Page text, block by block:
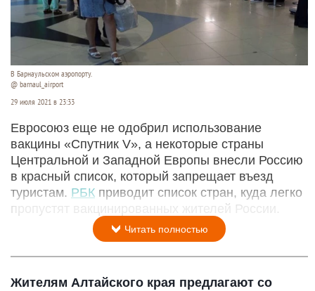
В Барнаульском аэропорту.
@ barnaul_airport
29 июля 2021 в 23:33
Евросоюз еще не одобрил использование
вакцины «Спутник V», а некоторые страны
Центральной и Западной Европы внесли Россию
в красный список, который запрещает въезд
туристам. РБК приводит список стран, куда легко
пропустят вакцинированных жителей России.
Читать полностью
Жителям Алтайского края предлагают со